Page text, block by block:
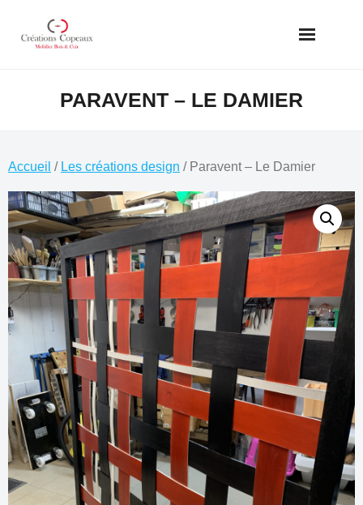
PARAVENT – LE DAMIER
Accueil / Les créations design / Paravent – Le Damier